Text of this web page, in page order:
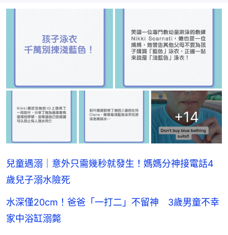
+14
兒童遇溺｜意外只需幾秒就發生！媽媽分神接電話4
歲兒子溺水險死
水深僅20cm！爸爸「一打二」不留神 3歲男童不幸
家中浴缸溺斃